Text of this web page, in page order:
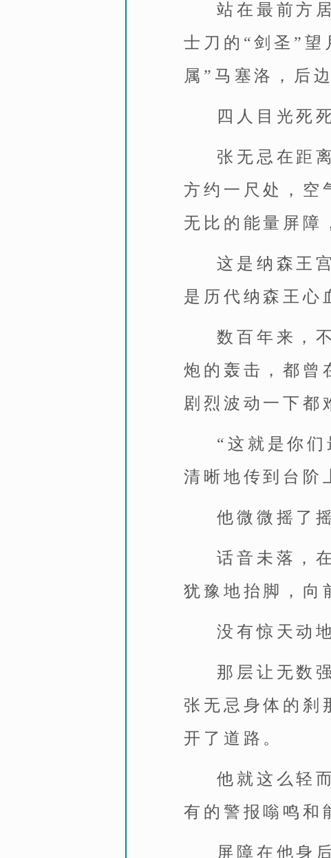
站在最前方
士刀的“剑圣”望
属”马塞洛，后
四人目光死
张无忌在距
方约一尺处，空
无比的能量屏障
这是纳森王
是历代纳森王心
数百年来，
炮的轰击，都曾
剧烈波动一下都
“这就是你
清晰地传到台阶
他微微摇了
话音未落，
犹豫地抬脚，向
没有惊天动
那层让无数
张无忌身体的刹
开了道路。
他就这么轻
有的警报嗡鸣和
屏障在他身